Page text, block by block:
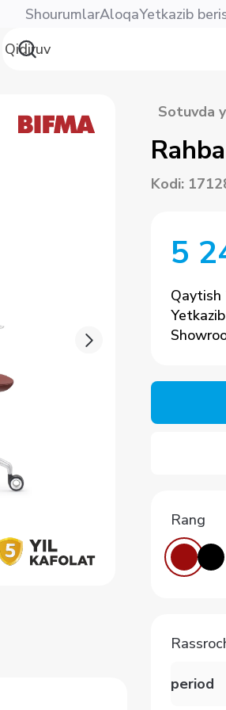
ShourumlarAloqaYetkazib
Sotuvda
Kodi:
5
Qaytish
Rang
period